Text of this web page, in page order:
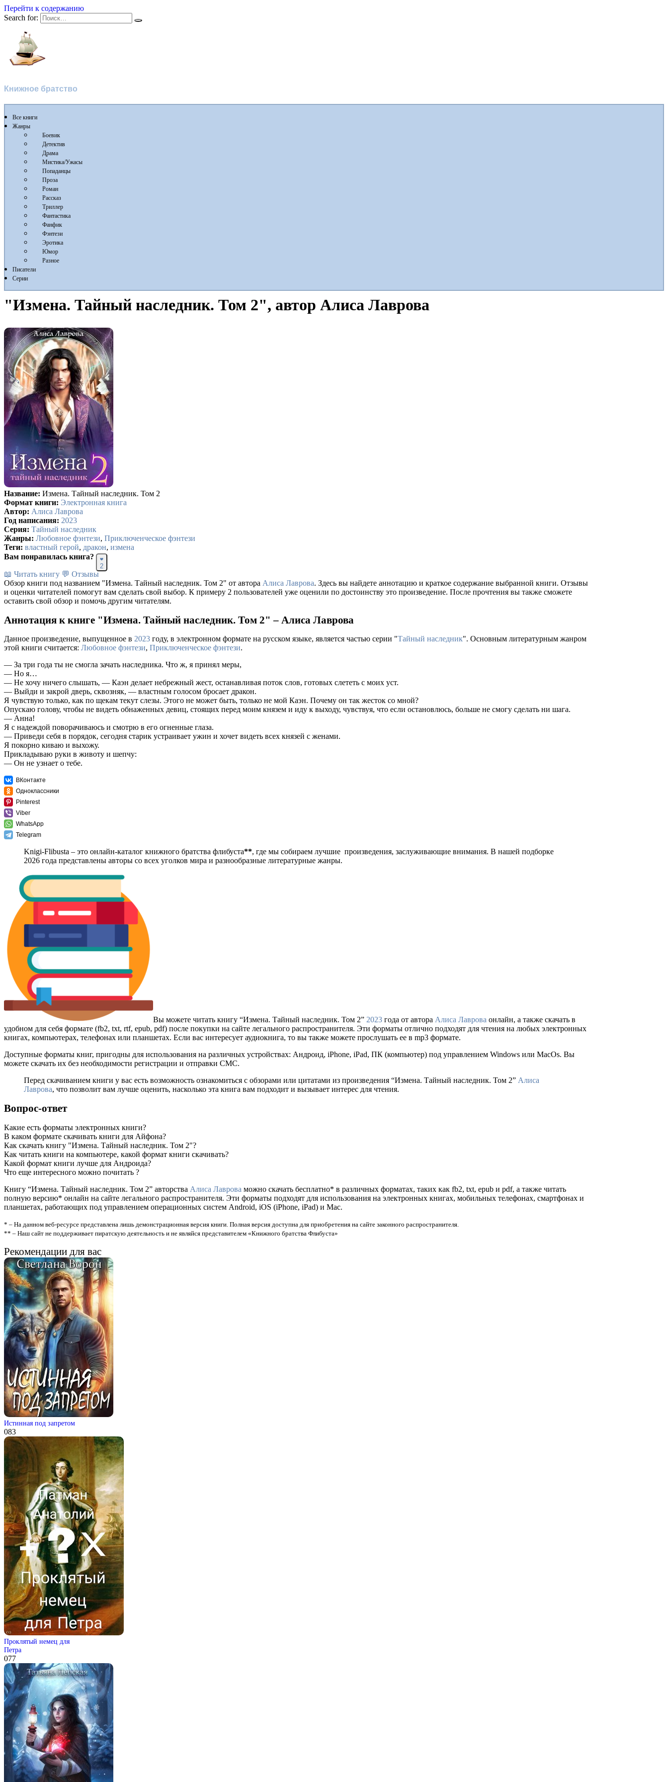
Перейти к содержанию
Search for:
Книжное братство
Все книги
Жанры
Боевик
Детектив
Драма
Мистика/Ужасы
Попаданцы
Проза
Роман
Рассказ
Триллер
Фантастика
Фанфик
Фэнтези
Эротика
Юмор
Разное
Писатели
Серии
"Измена. Тайный наследник. Том 2", автор Алиса Лаврова
Название: Измена. Тайный наследник. Том 2
Формат книги: Электронная книга
Автор: Алиса Лаврова
Год написания: 2023
Серия: Тайный наследник
Жанры: Любовное фэнтези, Приключенческое фэнтези
Теги: властный герой, дракон, измена
Вам понравилась книга?
2
📖 Читать книгу 💬 Отзывы
Обзор книги под названием "Измена. Тайный наследник. Том 2" от автора Алиса Лаврова. Здесь вы найдете аннотацию и краткое содержание выбранной книги. Отзывы
и оценки читателей помогут вам сделать свой выбор. К примеру 2 пользователей уже оценили по достоинству это произведение. После прочтения вы также сможете
оставить свой обзор и помочь другим читателям.
Аннотация к книге "Измена. Тайный наследник. Том 2" – Алиса Лаврова
Данное произведение, выпущенное в 2023 году, в электронном формате на русском языке, является частью серии "Тайный наследник". Основным литературным жанром
этой книги считается: Любовное фэнтези, Приключенческое фэнтези.
— За три года ты не смогла зачать наследника. Что ж, я принял меры,
— Но я…
— Не хочу ничего слышать, — Каэн делает небрежный жест, останавливая поток слов, готовых слететь с моих уст.
— Выйди и закрой дверь, сквозняк, — властным голосом бросает дракон.
Я чувствую только, как по щекам текут слезы. Этого не может быть, только не мой Каэн. Почему он так жесток со мной?
Опускаю голову, чтобы не видеть обнаженных девиц, стоящих перед моим князем и иду к выходу, чувствуя, что если остановлюсь, больше не смогу сделать ни шага.
— Анна!
Я с надеждой поворачиваюсь и смотрю в его огненные глаза.
— Приведи себя в порядок, сегодня старик устраивает ужин и хочет видеть всех князей с женами.
Я покорно киваю и выхожу.
Прикладываю руки в животу и шепчу:
— Он не узнает о тебе.
ВКонтакте
Одноклассники
Pinterest
Viber
WhatsApp
Telegram
Knigi-Flibusta – это онлайн-каталог книжного братства флибуста**, где мы собираем лучшие произведения, заслуживающие внимания. В нашей подборке
2026 года представлены авторы со всех уголков мира и разнообразные литературные жанры.
Вы можете читать книгу “Измена. Тайный наследник. Том 2” 2023 года от автора Алиса Лаврова онлайн, а также скачать в
удобном для себя формате (fb2, txt, rtf, epub, pdf) после покупки на сайте легального распространителя. Эти форматы отлично подходят для чтения на любых электронных
книгах, компьютерах, телефонах или планшетах. Если вас интересует аудиокнига, то вы также можете прослушать ее в mp3 формате.
Доступные форматы книг, пригодны для использования на различных устройствах: Андроид, iPhone, iPad, ПК (компьютер) под управлением Windows или MacOs. Вы
можете скачать их без необходимости регистрации и отправки СМС.
Перед скачиванием книги у вас есть возможность ознакомиться с обзорами или цитатами из произведения “Измена. Тайный наследник. Том 2” Алиса
Лаврова, что позволит вам лучше оценить, насколько эта книга вам подходит и вызывает интерес для чтения.
Вопрос-ответ
Какие есть форматы электронных книги?
В каком формате скачивать книги для Айфона?
Как скачать книгу "Измена. Тайный наследник. Том 2"?
Как читать книги на компьютере, какой формат книги скачивать?
Какой формат книги лучше для Андроида?
Что еще интересного можно почитать ?
Книгу “Измена. Тайный наследник. Том 2” авторства Алиса Лаврова можно скачать бесплатно* в различных форматах, таких как fb2, txt, epub и pdf, а также читать
полную версию* онлайн на сайте легального распространителя. Эти форматы подходят для использования на электронных книгах, мобильных телефонах, смартфонах и
планшетах, работающих под управлением операционных систем Android, iOS (iPhone, iPad) и Mac.
* – На данном веб-ресурсе представлена лишь демонстрационная версия книги. Полная версия доступна для приобретения на сайте законного распространителя.
** – Наш сайт не поддерживает пиратскую деятельность и не являйся представителем «Книжного братства Флибуста»
Рекомендации для вас
Истинная под запретом
083
Проклятый немец для
Петра
077